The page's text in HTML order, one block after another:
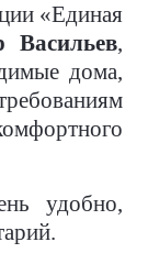
«Единая
Васильев,
дома,
удобно,